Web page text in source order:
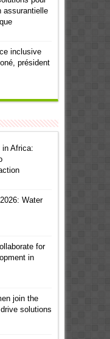
assurantielle
inclusive
président
in Africa:
Water
for
in
join the
solutions